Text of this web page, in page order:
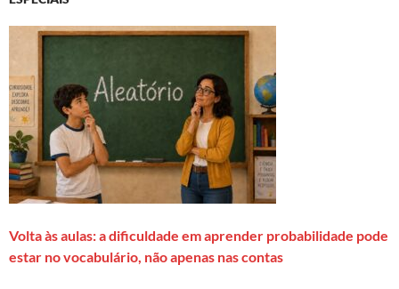
Volta às aulas: a dificuldade em aprender probabilidade pode
estar no vocabulário, não apenas nas contas